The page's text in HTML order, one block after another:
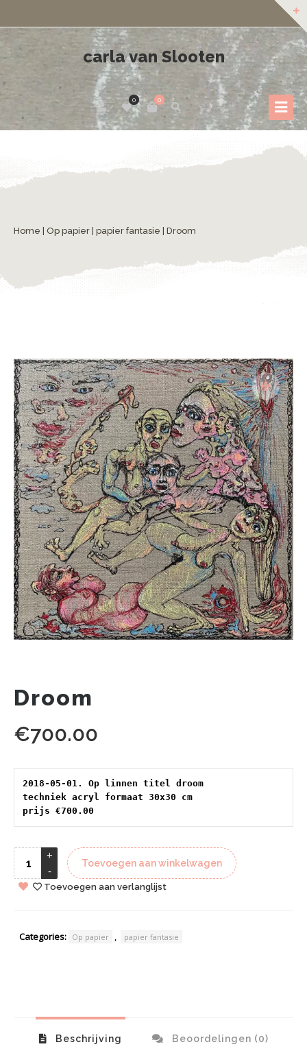
carla van Slooten
0
0
Home Op papier papier fantasie | Droom
Droom
€700.00
2018-05-01. Op linnen titel droom
techniek acryl formaat 30x30 cm
prijs €700.00
Toevoegen aan winkelwagen
Toevoegen aan verlanglijst
Categories: Op papier , papier fantasie
Beschrijving Beoordelingen (0)